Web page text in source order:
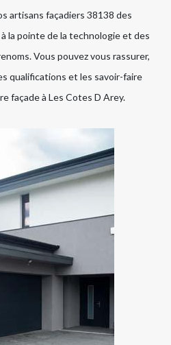
artisans façadiers 38138 des
la pointe de la technologie et des
Vous pouvez vous rassurer,
qualifications et les savoir-faire
façade à Les Cotes D Arey.